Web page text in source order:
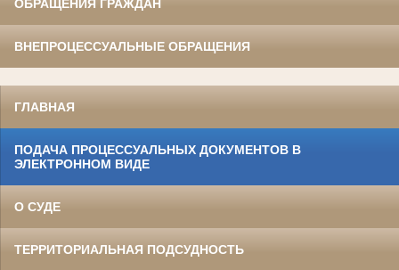
ОБРАЩЕНИЯ ГРАЖДАН
ВНЕПРОЦЕССУАЛЬНЫЕ ОБРАЩЕНИЯ
ГЛАВНАЯ
ПОДАЧА ПРОЦЕССУАЛЬНЫХ ДОКУМЕНТОВ В
ЭЛЕКТРОННОМ ВИДЕ
О СУДЕ
ТЕРРИТОРИАЛЬНАЯ ПОДСУДНОСТЬ